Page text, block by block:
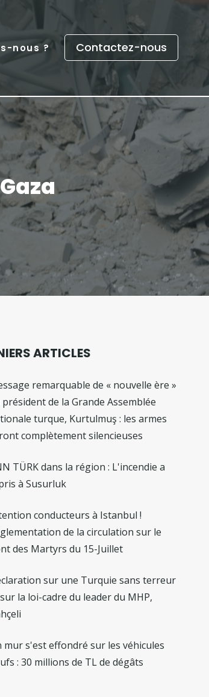
nous ? Contactez-nous
ARTICLES
remarquable de « nouvelle ère »
président de la Grande Assemblée
turque, Kurtulmuş : les armes
complètement silencieuses
TÜRK dans la région : L'incendie a
à Susurluk
conducteurs à Istanbul !
de la circulation sur le
des Martyrs du 15-Juillet
sur une Turquie sans terreur
la loi-cadre du leader du MHP,
mur s'est effondré sur les véhicules
: 30 millions de TL de dégâts